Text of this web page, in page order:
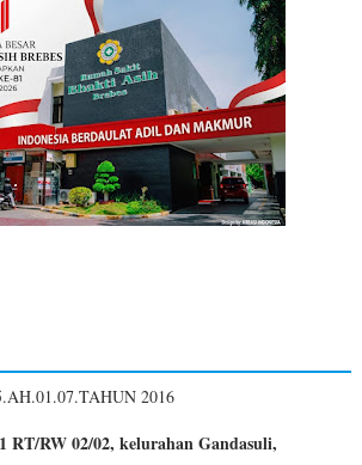
2016
RW 02/02, kelurahan Gandasuli,